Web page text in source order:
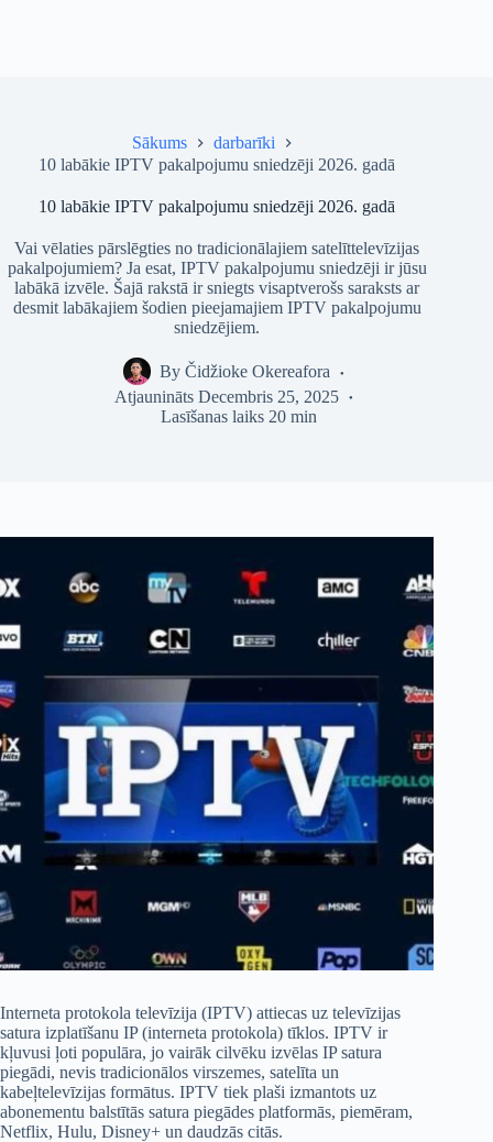
Sākums
darbarīki
10 labākie IPTV pakalpojumu sniedzēji 2026. gadā
10 labākie IPTV pakalpojumu sniedzēji 2026. gadā
Vai vēlaties pārslēgties no tradicionālajiem satelīttelevīzijas
pakalpojumiem? Ja esat, IPTV pakalpojumu sniedzēji ir jūsu
labākā izvēle. Šajā rakstā ir sniegts visaptverošs saraksts ar
desmit labākajiem šodien pieejamajiem IPTV pakalpojumu
sniedzējiem.
By Čidžioke Okereafora
Atjaunināts Decembris 25, 2025
Lasīšanas laiks 20 min
Interneta protokola televīzija (IPTV) attiecas uz televīzijas
satura izplatīšanu IP (interneta protokola) tīklos. IPTV ir
kļuvusi ļoti populāra, jo vairāk cilvēku izvēlas IP satura
piegādi, nevis tradicionālos virszemes, satelīta un
kabeļtelevīzijas formātus. IPTV tiek plaši izmantots uz
abonementu balstītās satura piegādes platformās, piemēram,
Netflix, Hulu, Disney+ un daudzās citās.